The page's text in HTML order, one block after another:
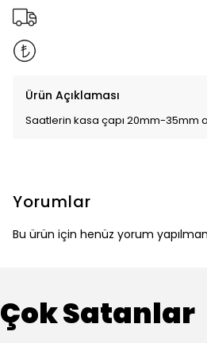
Ürün Açıklaması
Saatlerin kasa çapı 20mm-35mm
Yorumlar
Bu ürün için henüz yorum
Çok Satanlar